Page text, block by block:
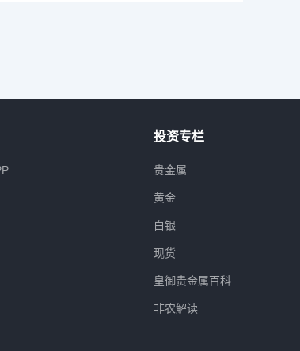
投资专栏
贵金属
黄金
白银
现货
皇御贵金属百科
非农解读